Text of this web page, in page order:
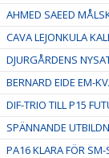
AHMED SAEED
CAVA LEJONKULA
DJURGÅRDENS
BERNARD EIDE EM-
DIF-TRIO TILL P15
SPÄNNANDE
PA16 KLARA FÖR SM-